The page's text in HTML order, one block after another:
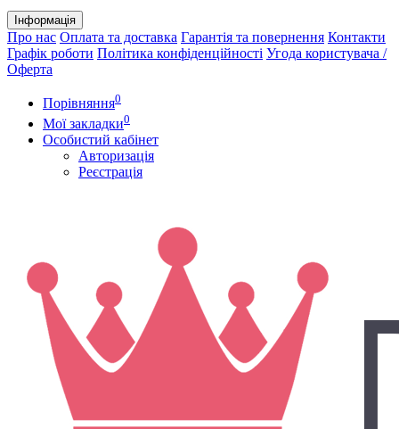
Інформація
Про нас Оплата та доставка Гарантія та повернення Контакти
Графік роботи Політика конфіденційності Угода користувача /
Оферта
Порівняння0
Мої закладки0
Особистий кабінет
Авторизація
Реєстрація